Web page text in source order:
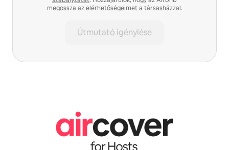
megossza az elérhetőségeimet a társasházzal.
Útmutató igénylése